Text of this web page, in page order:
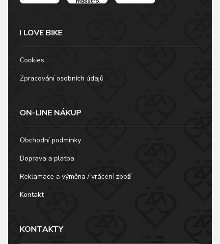
I LOVE BIKE
Cookies
Zpracování osobních údajů
ON-LINE NÁKUP
Obchodní podmínky
Doprava a platba
Reklamace a výměna / vrácení zboží
Kontakt
KONTAKTY